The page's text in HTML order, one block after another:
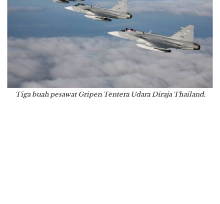
Tiga buah pesawat Gripen Tentera Udara Diraja Thailand.